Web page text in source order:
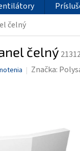
čelný
čelný
Značka: